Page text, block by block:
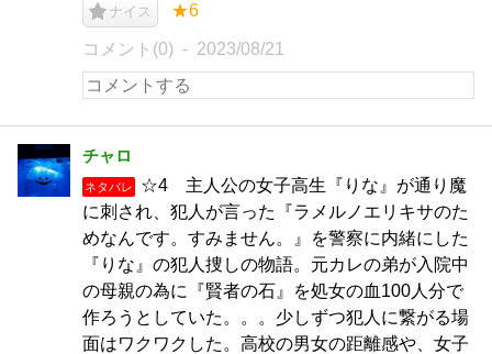
ナイス ★6
コメント(0) 2023/08/21
チャロ
ネタバレ
☆4 主人公の女子高生『りな』が通り魔
に刺され、犯人が言った『ラメルノエリキサのた
めなんです。すみません。』を警察に内緒にした
『りな』の犯人捜しの物語。元カレの弟が入院中
の母親の為に『賢者の石』を処女の血100人分で
作ろうとしていた。。。少しずつ犯人に繋がる場
面はワクワクした。高校の男女の距離感や、女子